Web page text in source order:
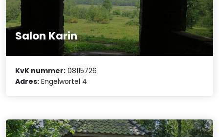
Salon Karin
KvK nummer: 08115726
Adres: Engelwortel 4